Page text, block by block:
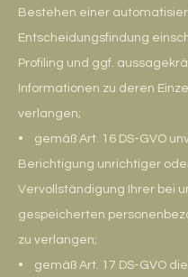
Bestehen einer
Entscheidungsfindung
Profiling und ggf.
Informationen zu deren
verlangen;
• gemäß Art. 16 DS-GVO
Berichtigung unrichtiger
Vervollständigung Ihrer bei
gespeicherten
zu verlangen;
• gemäß Art. 17 DS-GVO